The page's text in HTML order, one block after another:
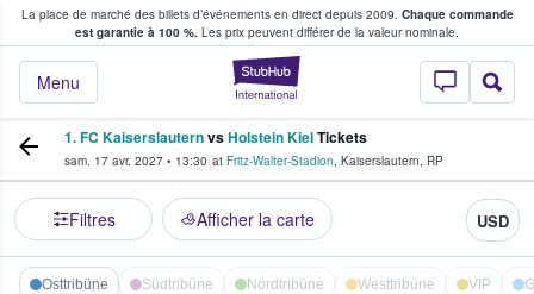
La place de marché des billets d’événements en direct depuis 2009. Chaque commande
est garantie à 100 %. Les prix peuvent différer de la valeur nominale.
StubHub - Où
Menu
fans achètent et vendent des billets
1. FC KaiserslauternvsHolstein KielTickets
sam. 17 avr. 2027 • 13:30 at Fritz-Walter-Stadion, Kaiserslautern, RP
Filtres Afficher la carte USD
Osttribüne Südtribüne Nordtribüne Westtribüne VIP